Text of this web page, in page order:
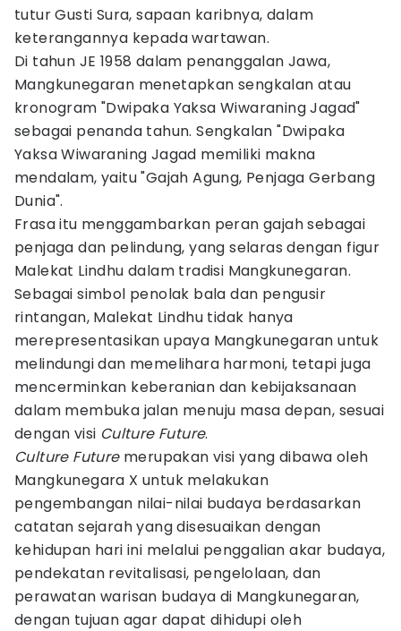
tutur Gusti Sura, sapaan karibnya, dalam
keterangannya kepada wartawan.
Di tahun JE 1958 dalam penanggalan Jawa,
Mangkunegaran menetapkan sengkalan atau
kronogram "Dwipaka Yaksa Wiwaraning Jagad"
sebagai penanda tahun. Sengkalan "Dwipaka
Yaksa Wiwaraning Jagad memiliki makna
mendalam, yaitu "Gajah Agung, Penjaga Gerbang
Dunia".
Frasa itu menggambarkan peran gajah sebagai
penjaga dan pelindung, yang selaras dengan figur
Malekat Lindhu dalam tradisi Mangkunegaran.
Sebagai simbol penolak bala dan pengusir
rintangan, Malekat Lindhu tidak hanya
merepresentasikan upaya Mangkunegaran untuk
melindungi dan memelihara harmoni, tetapi juga
mencerminkan keberanian dan kebijaksanaan
dalam membuka jalan menuju masa depan, sesuai
dengan visi Culture Future.
Culture Futuremerupakan visi yang dibawa oleh
Mangkunegara X untuk melakukan
pengembangan nilai-nilai budaya berdasarkan
catatan sejarah yang disesuaikan dengan
kehidupan hari ini melalui penggalian akar budaya,
pendekatan revitalisasi, pengelolaan, dan
perawatan warisan budaya di Mangkunegaran,
dengan tujuan agar dapat dihidupi oleh